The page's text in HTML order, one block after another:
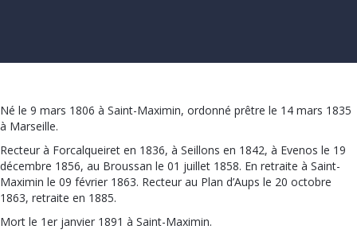
Né le 9 mars 1806 à Saint-Maximin, ordonné prêtre le 14 mars 1835
à Marseille.
Recteur à Forcalqueiret en 1836, à Seillons en 1842, à Evenos le 19
décembre 1856, au Broussan le 01 juillet 1858. En retraite à Saint-
Maximin le 09 février 1863. Recteur au Plan d’Aups le 20 octobre
1863, retraite en 1885.
Mort le 1er janvier 1891 à Saint-Maximin.